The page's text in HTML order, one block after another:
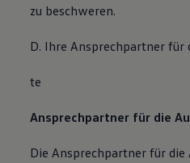
zu beschweren.
D. Ihre Ansprechpartner für
te
Ansprechpartner für die
Die Ansprechpartner für die